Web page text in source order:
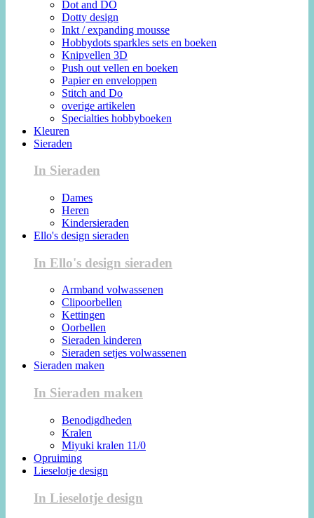
Dot and DO
Dotty design
Inkt / expanding mousse
Hobbydots sparkles sets en boeken
Knipvellen 3D
Push out vellen en boeken
Papier en enveloppen
Stitch and Do
overige artikelen
Specialties hobbyboeken
Kleuren
Sieraden
In Sieraden
Dames
Heren
Kindersieraden
Ello's design sieraden
In Ello's design sieraden
Armband volwassenen
Clipoorbellen
Kettingen
Oorbellen
Sieraden kinderen
Sieraden setjes volwassenen
Sieraden maken
In Sieraden maken
Benodigdheden
Kralen
Miyuki kralen 11/0
Opruiming
Lieselotje design
In Lieselotje design